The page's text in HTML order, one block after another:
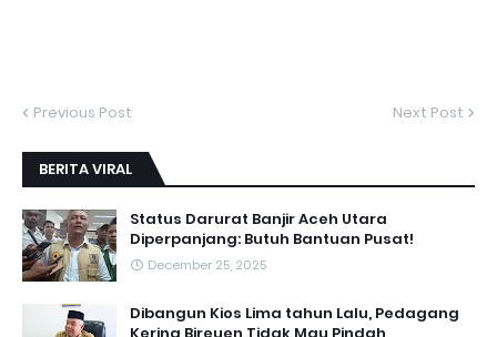
Previous Post Next Post
BERITA VIRAL
Status Darurat Banjir Aceh Utara
Diperpanjang: Butuh Bantuan Pusat!
December 25, 2025
Dibangun Kios Lima tahun Lalu, Pedagang